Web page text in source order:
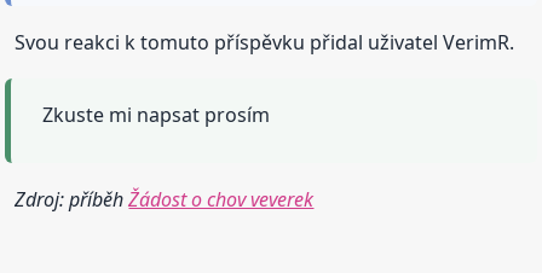
Svou reakci k tomuto příspěvku přidal uživatel VerimR.
Zkuste mi napsat prosím
Zdroj: příběhŽádost o chov veverek